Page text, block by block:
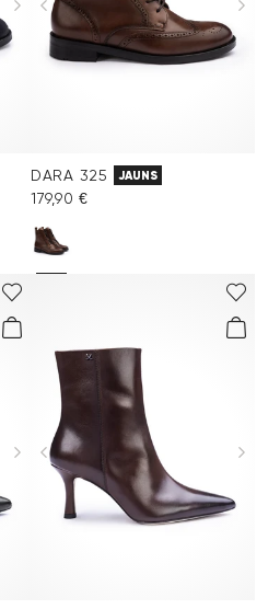
DARA 325 JAUNS
179,90 €